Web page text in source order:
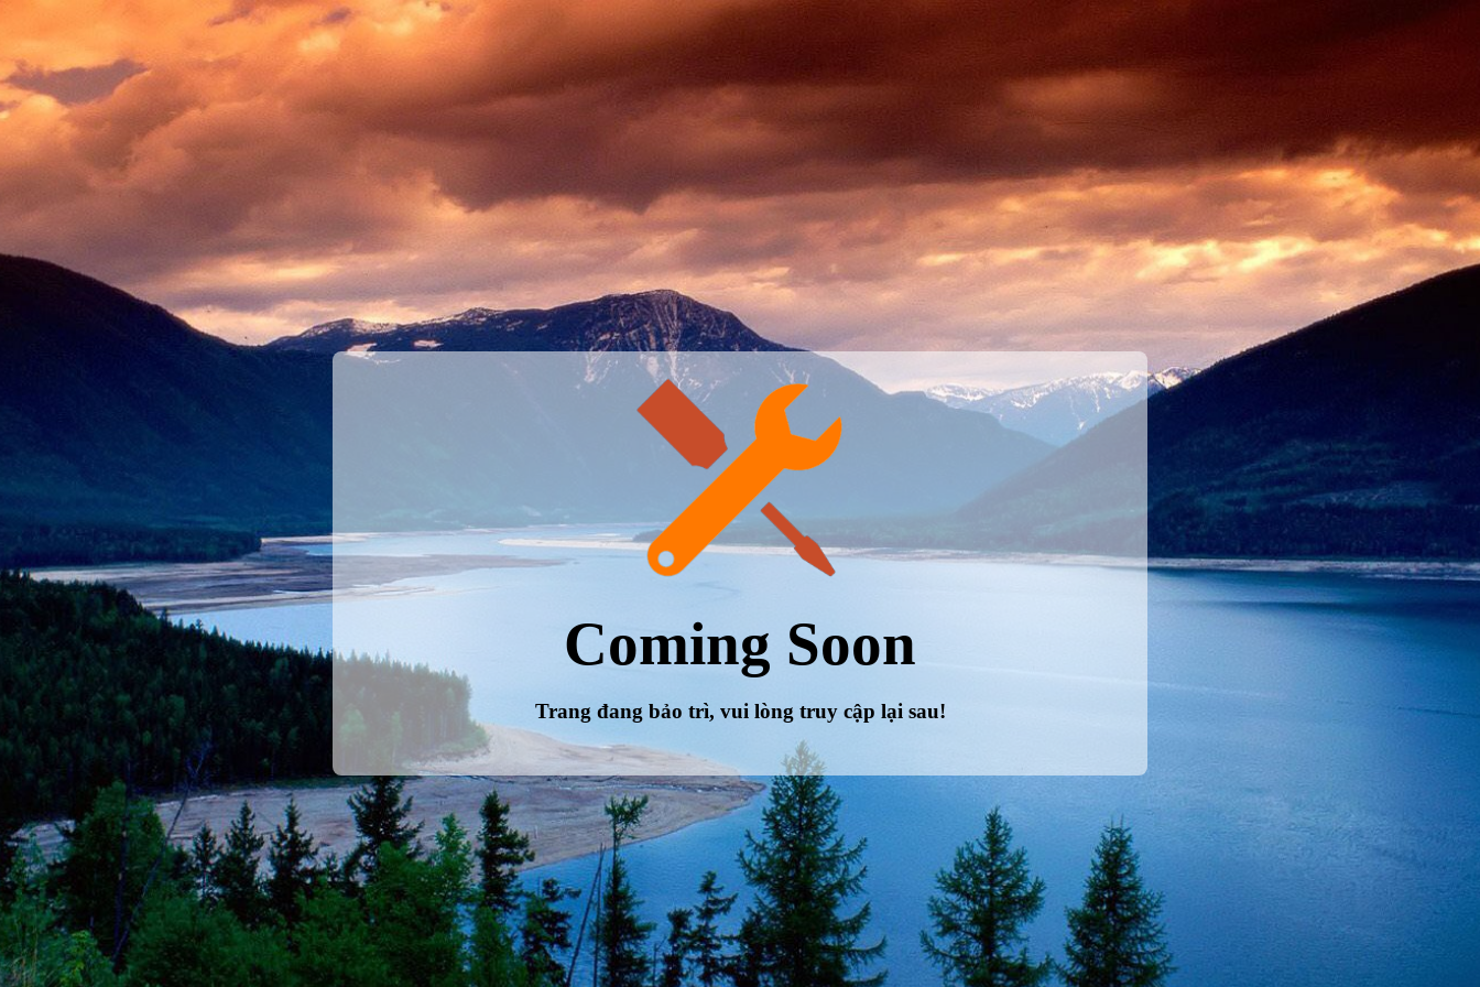
Coming Soon
Trang đang bảo trì, vui lòng truy cập lại sau!